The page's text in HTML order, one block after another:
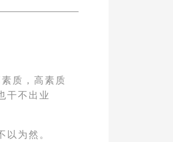
质，高素质
干不出业
为然。